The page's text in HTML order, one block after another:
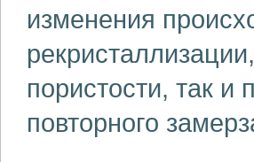
изменения
пористости, так и
повторного